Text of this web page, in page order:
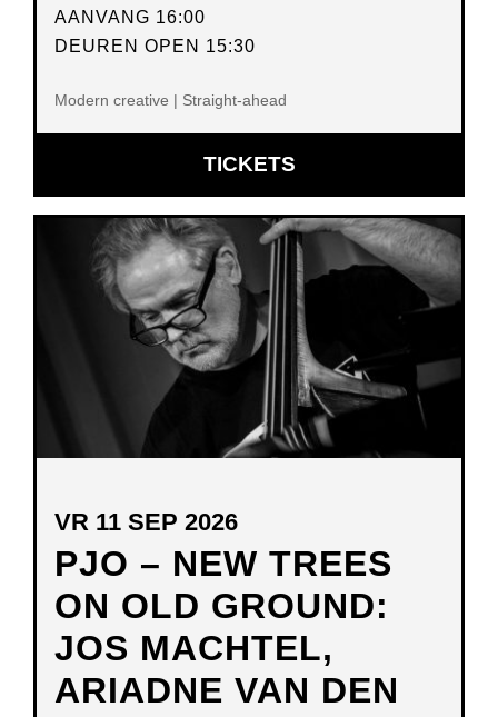
AANVANG 16:00
DEUREN OPEN 15:30
Modern creative | Straight-ahead
TICKETSOPENT
IN
NIEUW
VENSTER
PJO – NEW TREES
ON OLD GROUND:
JOS MACHTEL,
ARIADNE VAN DEN
VR 11 SEP 2026